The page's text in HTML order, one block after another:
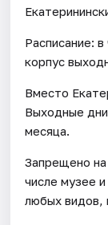
Расписание:
корпус
Вместо
Выходные
месяца.
Запрещено
числе музее
любых видов,